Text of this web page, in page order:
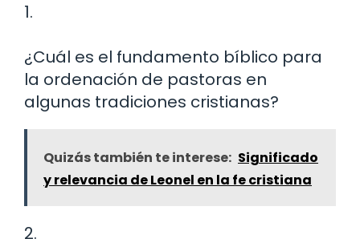
1.
¿Cuál es el fundamento bíblico para
la ordenación de pastoras en
algunas tradiciones cristianas?
Quizás también te interese: Significado
y relevancia de Leonel en la fe cristiana
2.